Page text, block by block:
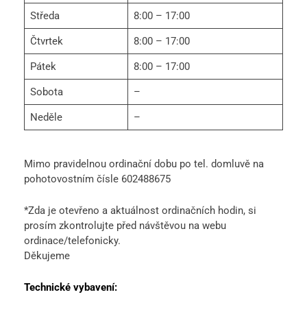
Středa 8:00 – 17:00
Čtvrtek 8:00 – 17:00
Pátek 8:00 – 17:00
Sobota –
Neděle –
Mimo pravidelnou ordinační dobu po tel. domluvě na
pohotovostním čísle 602488675
*Zda je otevřeno a aktuálnost ordinačních hodin, si
prosím zkontrolujte před návštěvou na webu
ordinace/telefonicky.
Děkujeme
Technické vybavení: